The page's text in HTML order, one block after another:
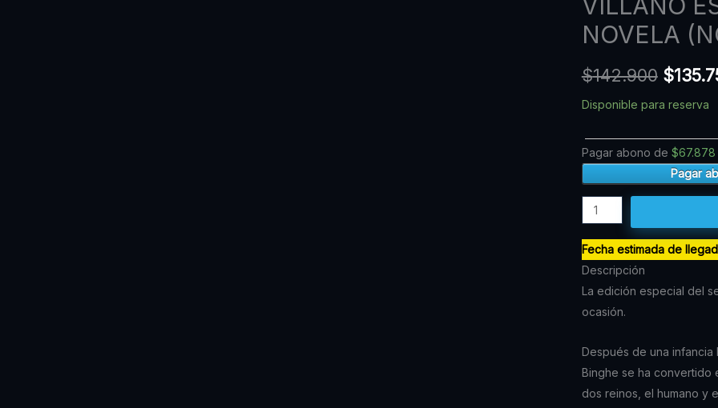
NOVELA
$142.900
precio
era:
$
Disponible para reserva
Pagar abono de $67.878
Pagar
DE
AUTOSALVACIÓN
VILLANO
ESPECIAL
N.02
NOVELA
(NORMA)
cantidad
Fecha estimada de
Descripción
La edición especial del
ocasión.
Después de una
Binghe se ha convertido
dos reinos, el humano y